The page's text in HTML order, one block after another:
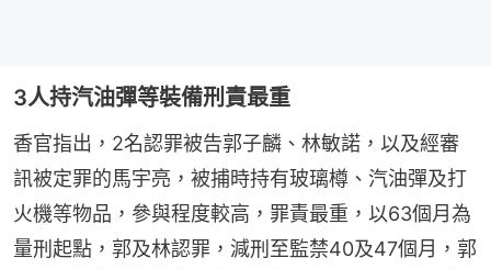
3人持汽油彈等裝備刑責最重
香官指出，2名認罪被告郭子麟、林敏諾，以及經審
訊被定罪的馬宇亮，被捕時持有玻璃樽、汽油彈及打
火機等物品，參與程度較高，罪責最重，以63個月為
量刑起點，郭及林認罪，減刑至監禁40及47個月，郭